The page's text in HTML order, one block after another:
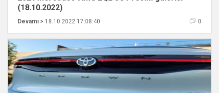
(18.10.2022)
Devamı > 18.10.2022 17:08:40 0